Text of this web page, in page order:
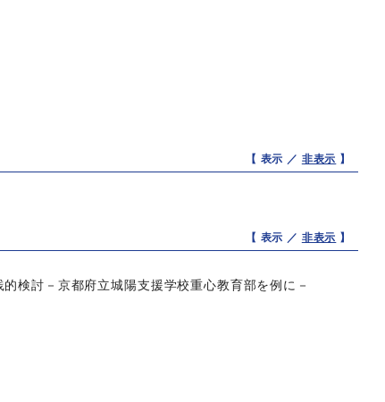
【 表示 ／ 非表示 】
【 表示 ／ 非表示 】
検討－京都府立城陽支援学校重心教育部を例に－